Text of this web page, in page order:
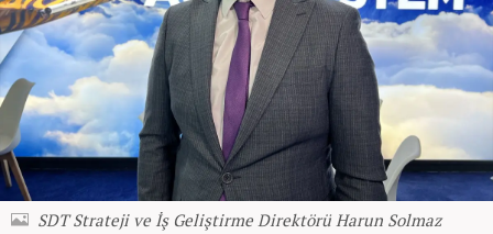
SDT Strateji ve İş Geliştirme Direktörü Harun Solmaz